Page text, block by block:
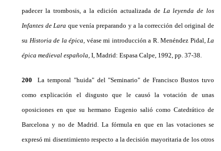
padecer la trombosis, a la edición actualizada de La leyenda de los
Infantes de Lara que venía preparando y a la corrección del original de
su Historia de la épica, véase mi introducción a R. Me­néndez Pidal, La
épica medieval española, I, Madrid: Espasa Calpe, 1992, pp. 37-38.
200 La temporal "huida" del "Seminario" de Fran­cisco Bustos tuvo
como explicación el disgusto que le causó la votación de unas
oposiciones en que su her­mano Eugenio salió como Catedrático de
Barcelona y no de Madrid. La fórmula en que en las votaciones se
expresó mi disentimiento respecto a la decisión mayoritaria de los otros